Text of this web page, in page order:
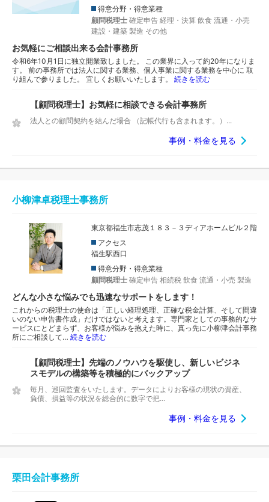
得意分野・得意業種
顧問税理士 確定申告 経理・決算 飲食 流通・小売
建設・建築 製造 その他
お気軽にご相談出来る会計事務所
令和6年10月1日に独立開業致しました。 この業界に入って約20年になりま
す。 前の事務所では法人に関する業務、個人事業に関する業務を中心に 取
り組んで参りました。 宜しくお願いいたします。 続きを読む
【顧問税理士】お気軽に相談できる会計事務所
法人との顧問契約を結んだ場合 （記帳代行も含まれます。）...
事例・料金を見る
小柳津卓税理士事務所
東京都福生市志茂１８３－３ディアホームビル２階
アクセス
福生駅西口
得意分野・得意業種
顧問税理士 確定申告 相続税 飲食 流通・小売 製造
どんな小さな悩みでも迅速なサポートをします！
これからの税理士の使命は「正しい経理処理、正確な税金計算、そして間違
いのない申告書作成」だけではないと考えます。専門家としての事務的なサ
ービスにとどまらず、お客様が悩みを抱えた時に、真っ先に小柳津会計事務
所にご相談して… 続きを読む
【顧問税理士】先端のノウハウを駆使し、新しいビジネ
スモデルの構築等を積極的にバックアップ
毎月、巡回監査をいたします。データによりお客様の現状の資産、
負債、損益等の状況を総合的に数字で把...
事例・料金を見る
栗田会計事務所